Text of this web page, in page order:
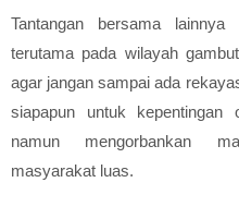
Tantangan bersama
terutama pada wilayah
agar jangan sampai ada
siapapun untuk kepentingan
namun mengorbankan
masyarakat luas.